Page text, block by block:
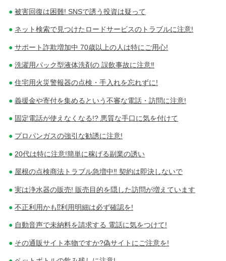
被害回復は困難! SNSで誘う投資は疑って
ネット検索で見つけたロードサービスのトラブルに注意!
サポート詐欺増加中 70歳以上の人は特にご用心!
洗濯用パック型液体洗剤の 誤飲事故に注意‼
住宅用火災警報器の点検・手入れを忘れずに!
義援金や寄付を集めるという不審な電話・訪問に注意!
固定電話が使えなくなる!? 悪質な手口に気を付けて
プロパンガスの強引な勧誘に注意!
20代は特に注意!簡単に稼げる副業の誘い
屋根の点検商法トラブル急増中‼ 契約は即決しないで
実は浄水器の販売! 販売目的を隠した訪問が増えています
不正利用かも⁉利用明細は必ず確認を!
自動音声で未納料を請求する 電話に気をつけて!
その通販サイト本物ですか?偽サイトにご注意を!